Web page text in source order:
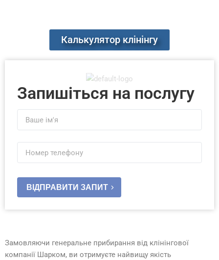
Калькулятор клінінгу
Запишіться на послугу
ВІДПРАВИТИ ЗАПИТ
Замовляючи генеральне прибирання від клінінгової
компанії Шарком, ви отримуєте найвищу якість